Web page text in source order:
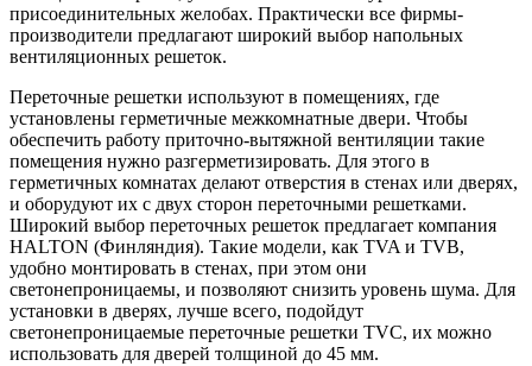
присоединительных желобах. Практически все фирмы-
производители предлагают широкий выбор напольных
вентиляционных решеток.
Переточные решетки используют в помещениях, где
установлены герметичные межкомнатные двери. Чтобы
обеспечить работу приточно-вытяжной вентиляции такие
помещения нужно разгерметизировать. Для этого в
герметичных комнатах делают отверстия в стенах или дверях,
и оборудуют их с двух сторон переточными решетками.
Широкий выбор переточных решеток предлагает компания
HALTON (Финляндия). Такие модели, как TVA и TVB,
удобно монтировать в стенах, при этом они
светонепроницаемы, и позволяют снизить уровень шума. Для
установки в дверях, лучше всего, подойдут
светонепроницаемые переточные решетки TVC, их можно
использовать для дверей толщиной до 45 мм.